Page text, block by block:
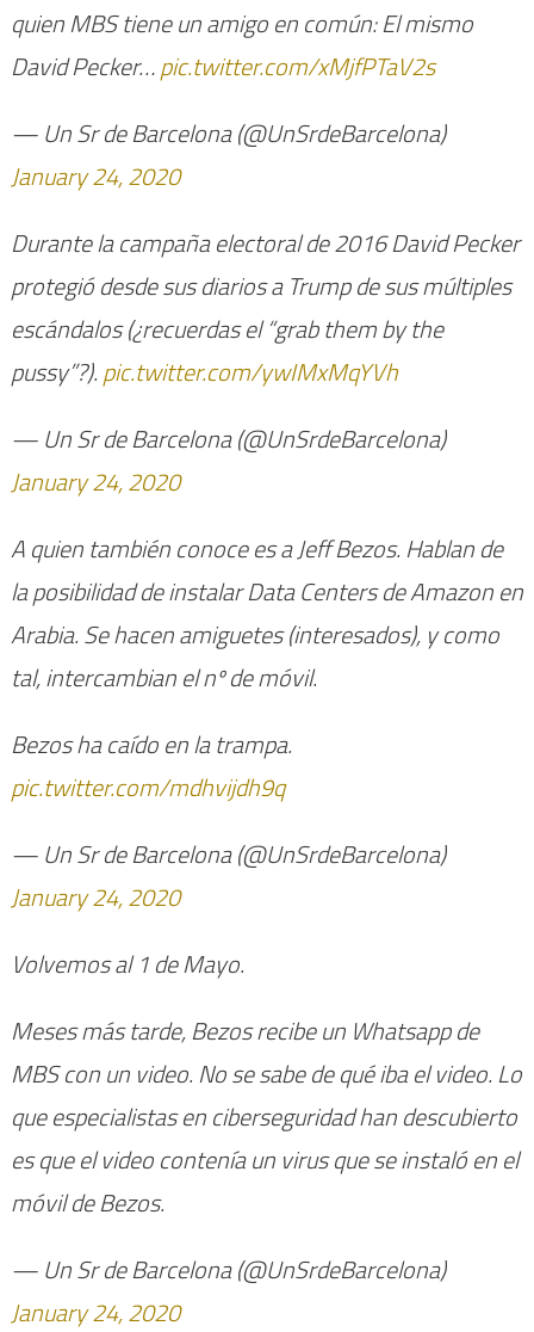
quien MBS tiene un amigo en común: El mismo
David Pecker…pic.twitter.com/xMjfPTaV2s
— Un Sr de Barcelona (@UnSrdeBarcelona)
January 24, 2020
Durante la campaña electoral de 2016 David Pecker
protegió desde sus diarios a Trump de sus múltiples
escándalos (¿recuerdas el “grab them by the
pussy”?).pic.twitter.com/ywIMxMqYVh
— Un Sr de Barcelona (@UnSrdeBarcelona)
January 24, 2020
A quien también conoce es a Jeff Bezos. Hablan de
la posibilidad de instalar Data Centers de Amazon en
Arabia. Se hacen amiguetes (interesados), y como
tal, intercambian el nº de móvil.
Bezos ha caído en la trampa.
pic.twitter.com/mdhvijdh9q
— Un Sr de Barcelona (@UnSrdeBarcelona)
January 24, 2020
Volvemos al 1 de Mayo.
Meses más tarde, Bezos recibe un Whatsapp de
MBS con un video. No se sabe de qué iba el video. Lo
que especialistas en ciberseguridad han descubierto
es que el video contenía un virus que se instaló en el
móvil de Bezos.
— Un Sr de Barcelona (@UnSrdeBarcelona)
January 24, 2020